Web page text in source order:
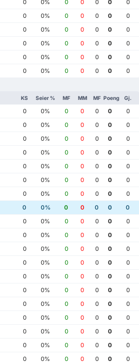
0 0% 0 0 0 0
0
0 0% 0 0 0 0
0
0 0% 0 0 0 0
0
0 0% 0 0 0 0
0
0 0% 0 0 0 0
0
0 0% 0 0 0 0 0
KS Seier % MF MM MF Poeng Gj.
0 0% 0 0 0 0
0
0 0% 0 0 0 0
0
0 0% 0 0 0 0
0
0 0% 0 0 0 0
0
0 0% 0 0 0 0
0
0 0% 0 0 0 0
0
0 0% 0 0 0 0
0
0 0% 0 0 0 0
0
0 0% 0 0 0 0
0
0 0% 0 0 0 0
0
0 0% 0 0 0 0
0
0 0% 0 0 0 0
0
0 0% 0 0 0 0
0
0 0% 0 0 0 0
0
0 0% 0 0 0 0
0
0 0% 0 0 0 0
0
0 0% 0 0 0 0
0
0 0% 0 0 0 0
0
0 0% 0 0 0 0
0